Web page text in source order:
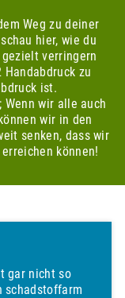
Weg zu deiner
hier, wie du
verringern
Handabdruck zu
ist.
Wenn wir alle auch
wir in den
senken, dass wir
können!
gar nicht so
schadstoffarm